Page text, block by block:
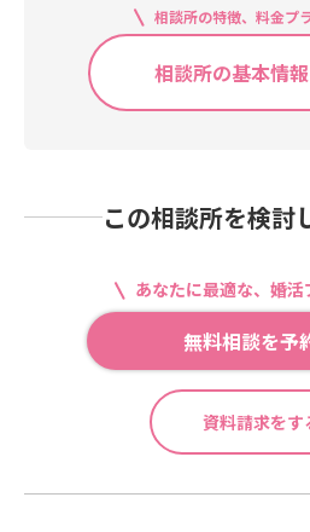
相談所の特徴、料金プ
相談所の基本情
この相談所を検討
あなたに最適な、婚
無料相談を予
資料請求をす